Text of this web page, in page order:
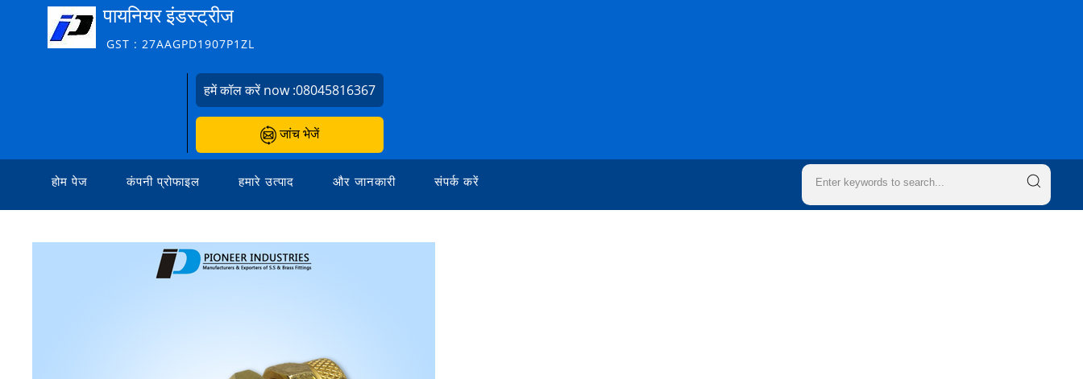
पायनियर इंडस्ट्रीज
GST : 27AAGPD1907P1ZL
हमें कॉल करें now :08045816367
जांच भेजें
होम पेज कंपनी प्रोफाइल हमारे उत्पाद और जानकारी संपर्क करें